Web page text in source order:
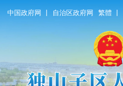
中国政府网 | 自治区政府网 繁體 |